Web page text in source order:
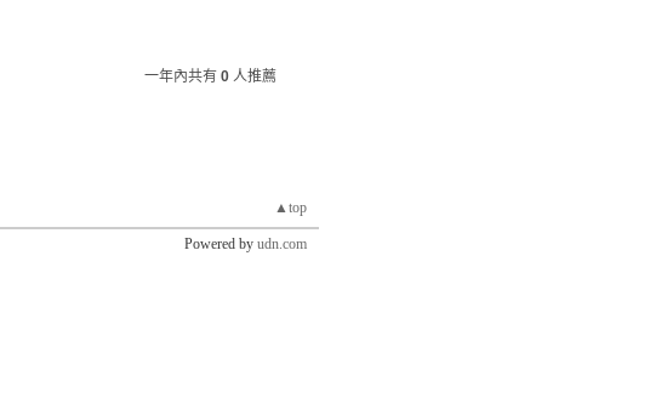
一年內共有 0 人推薦
▲top
Powered by udn.com